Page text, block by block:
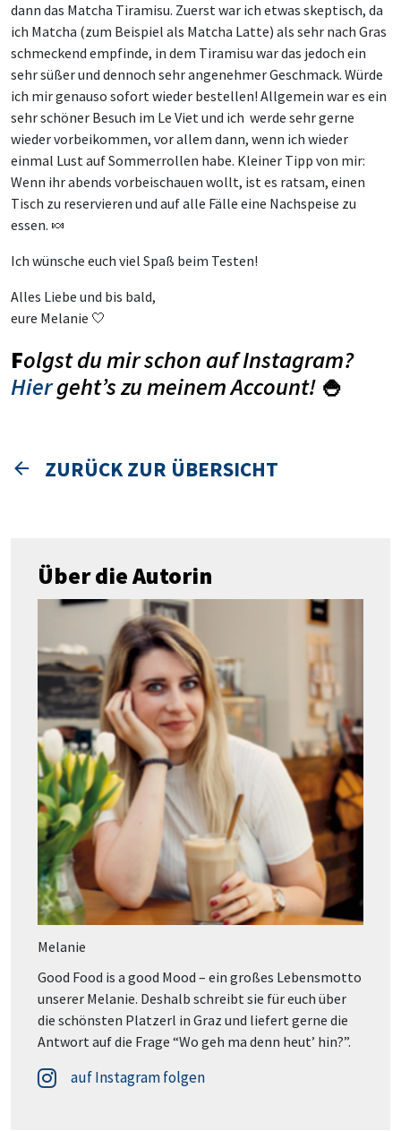
dann das Matcha Tiramisu. Zuerst war ich etwas skeptisch, da
ich Matcha (zum Beispiel als Matcha Latte) als sehr nach Gras
schmeckend empfinde, in dem Tiramisu war das jedoch ein
sehr süßer und dennoch sehr angenehmer Geschmack. Würde
ich mir genauso sofort wieder bestellen! Allgemein war es ein
sehr schöner Besuch im Le Viet und ich werde sehr gerne
wieder vorbeikommen, vor allem dann, wenn ich wieder
einmal Lust auf Sommerrollen habe. Kleiner Tipp von mir:
Wenn ihr abends vorbeischauen wollt, ist es ratsam, einen
Tisch zu reservieren und auf alle Fälle eine Nachspeise zu
essen. 🍬
Ich wünsche euch viel Spaß beim Testen!
Alles Liebe und bis bald,
eure Melanie 🤍
Folgst du mir schon auf Instagram?
Hiergeht’s zu meinem Account! 🍚
ZURÜCK ZUR ÜBERSICHT
Über die Autorin
Melanie
Good Food is a good Mood – ein großes Lebensmotto
unserer Melanie. Deshalb schreibt sie für euch über
die schönsten Platzerl in Graz und liefert gerne die
Antwort auf die Frage “Wo geh ma denn heut’ hin?”.
auf Instagram folgen